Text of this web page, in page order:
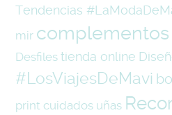
Tendencias
mir complementos
Desfiles tienda online
#LosViajesDeMavi
print cuidados uñas